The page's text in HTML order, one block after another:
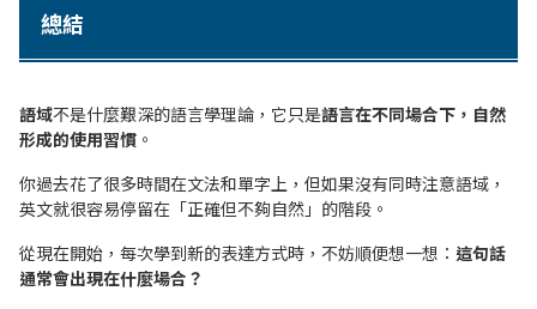
總結
語域不是什麼艱深的語言學理論，它只是語言在不同場合下，自然
形成的使用習慣 。
你過去花了很多時間在文法和單字上，但如果沒有同時注意語域，
英文就很容易停留在「正確但不夠自然」的階段。
從現在開始，每次學到新的表達方式時，不妨順便想一想： 這句話
通常會出現在什麼場合？